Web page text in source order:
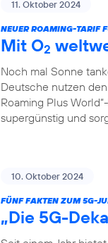
11. Oktober 2024
NEUER ROAMING-TARIF
Mit O2
Noch mal Sonne
Deutsche nutzen
Roaming Plus
supergünstig und
10. Oktober 2024
FÜNF FAKTEN ZUM 5G-
„Die 5G-